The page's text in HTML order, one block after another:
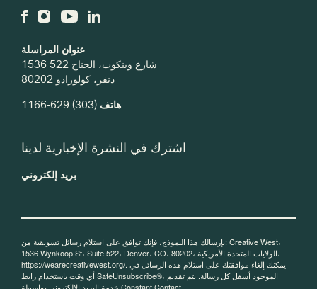
عنوان المراسلة
1536 شارع وينكوب، الجناح 522
دنفر، كولورادو 80202
هاتف (303) 629-1166
اشترك في النشرة الإخبارية لدينا
بريد إلكتروني
بإرسالك هذا النموذج، فإنك توافق على استلام رسائل تسويقية من: Creative West،
1536 Wynkoop St، Suite 522، Denver، CO، 80202، الولايات المتحدة الأمريكية،
https://wearecreativewest.org/. يمكنك إلغاء موافقتك على استلام هذه الرسائل في
أي وقت باستخدام رابط SafeUnsubscribe®، الموجود أسفل كل رسالة. يتم تقديم